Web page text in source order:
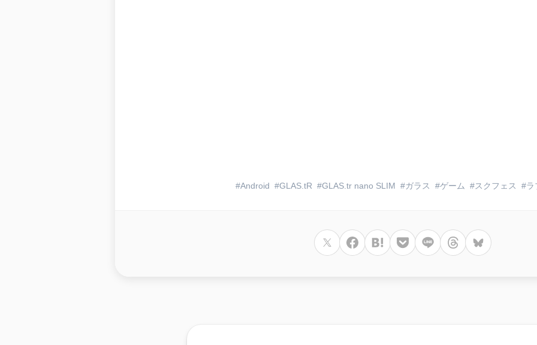
Android GLAS.tR GLAS.tr nano SLIM ガラス ゲーム スクフェス ラ